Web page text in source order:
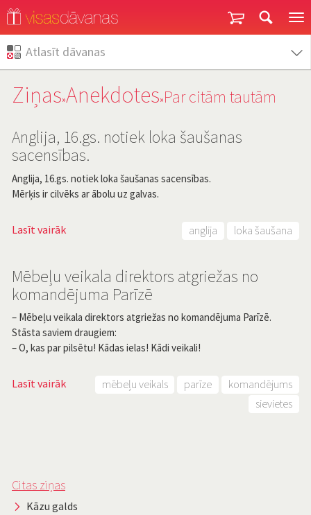
Atlasīt dāvanas
Ziņas»Anekdotes»Par citām tautām
Anglija, 16.gs. notiek loka šaušanas
sacensības.
Anglija, 16.gs. notiek loka šaušanas sacensības.
Mērķis ir cilvēks ar ābolu uz galvas.
Lasīt vairāk anglija loka šaušana
Mēbeļu veikala direktors atgriežas no
komandējuma Parīzē
– Mēbeļu veikala direktors atgriežas no komandējuma Parīzē.
Stāsta saviem draugiem:
– O, kas par pilsētu! Kādas ielas! Kādi veikali!
Lasīt vairāk mēbeļu veikals parīze
komandējums
sievietes
Citas ziņas
Kāzu galds